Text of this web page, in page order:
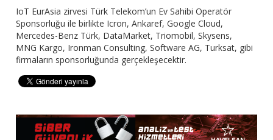
IoT EurAsia zirvesi Türk Telekom’un Ev Sahibi Operatör
Sponsorluğu ile birlikte Icron, Ankaref, Google Cloud,
Mercedes-Benz Türk, DataMarket, Triomobil, Skysens,
MNG Kargo, Ironman Consulting, Software AG, Turksat, gibi
firmaların sponsorluğunda gerçekleşecektir.